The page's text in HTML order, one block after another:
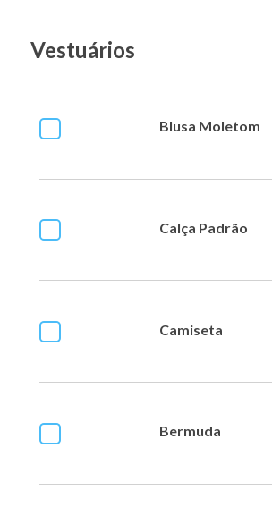
Vestuários
Blusa Moletom
Calça Padrão
Camiseta
Bermuda